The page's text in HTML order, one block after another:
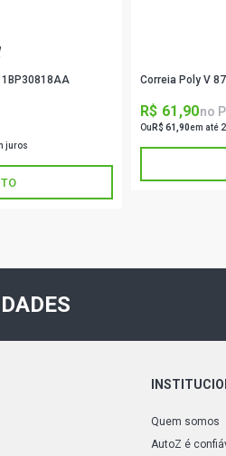
1BP30818AA
juros
Correia Poly V
R$ 61,90no
Ou R$ 61,90em até
Quem somos
AutoZ é